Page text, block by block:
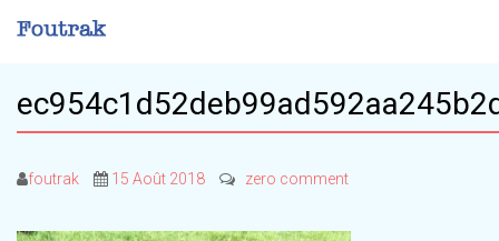
foutrak 15 Août 2018 zero comment